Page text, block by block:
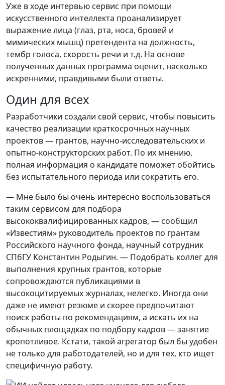
Уже в ходе интервью сервис при помощи
искусственного интеллекта проанализирует
выражение лица (глаз, рта, носа, бровей и
мимических мышц) претендента на должность,
тембр голоса, скорость речи и т.д. На основе
полученных данных программа оценит, насколько
искренними, правдивыми были ответы.
Один для всех
Разработчики создали свой сервис, чтобы повысить
качество реализации краткосрочных научных
проектов — грантов, научно-исследовательских и
опытно-конструкторских работ. По их мнению,
полная информация о кандидате поможет обойтись
без испытательного периода или сократить его.
— Мне было бы очень интересно воспользоваться
таким сервисом для подбора
высококвалифицированных кадров, — сообщил
«Известиям» руководитель проектов по грантам
Российского научного фонда, научный сотрудник
СПбГУ Константин Родыгин. — Подобрать коллег для
выполнения крупных грантов, которые
сопровождаются публикациями в
высокоцитируемых журналах, нелегко. Иногда они
даже не имеют резюме и скорее предпочитают
поиск работы по рекомендациям, а искать их на
обычных площадках по подбору кадров — занятие
кропотливое. Кстати, такой агрегатор был бы удобен
не только для работодателей, но и для тех, кто ищет
специфичную работу.